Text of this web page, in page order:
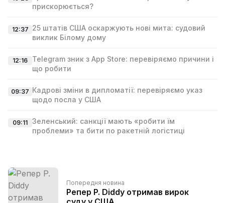
прискорюється?
12:37 25 штатів США оскаржують нові мита: судовий
виклик Білому дому
12:16
Telegram зник з App Store: перевіряємо причини і
що робити
09:37 Кадрові зміни в дипломатії: перевіряємо указ
щодо посла у США
09:11 Зеленський: санкції мають «робити їм
проблеми» та бити по ракетній логістиці
Попередня новина
Репер P. Diddy отримав вирок